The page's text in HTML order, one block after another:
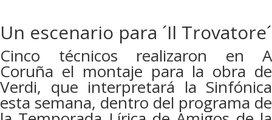
Un escenario para ´Il Trovatore´
Cinco técnicos realizaron en A
Coruña el montaje para la obra de
Verdi, que interpretará la Sinfónica
esta semana, dentro del programa de